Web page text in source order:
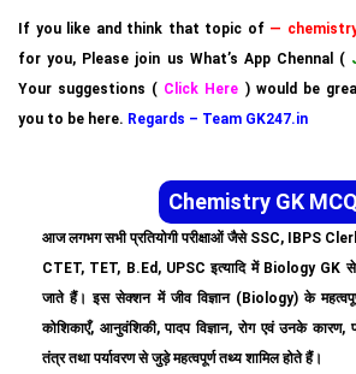
If you like and think that topic of —
for you, Please join us What’s App Chennal (
Your suggestions ( Click Here ) would be
you to be here. Regards – Team GK247.in
Chemistry GK
आज लगभग सभी प्रतियोगी परीक्षाओं जैसे SSC, IBPS
CTET, TET, B.Ed, UPSC इत्यादि में Biology GK से
जाते हैं। इस सेक्शन में जीव विज्ञान (Biology) के
कोशिकाएँ, आनुवंशिकी, पादप विज्ञान, रोग एवं उनके कारण,
तंत्र तथा पर्यावरण से जुड़े महत्वपूर्ण तथ्य शामिल होते हैं।